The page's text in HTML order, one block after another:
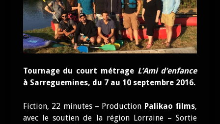
Tournage du court métrage L’Ami d’enfance
à Sarreguemines, du 7 au 10 septembre 2016.
Fiction, 22 minutes – Production Palikao films,
avec le soutien de la région Lorraine – Sortie